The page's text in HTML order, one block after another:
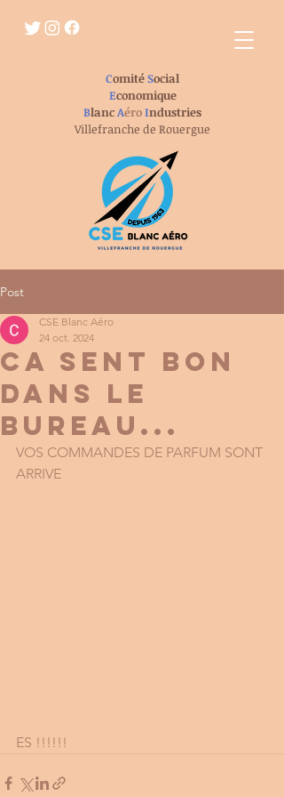
ComitéSocial
Economique
BlancAéroIndustries
Villefranche de Rouergue
Post
CA SENT BON
DANS LE
BUREAU...
CSE Blanc Aéro
24 oct. 2024
VOS COMMANDES DE PARFUM SONT
ARRIVE
ES !!!!!!